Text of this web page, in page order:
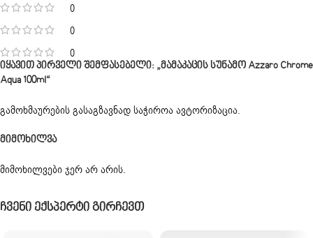
0
0
0
Მიმოხილვა
მიმოხილვები ჯერ არ არის.
Იყავით Პირველი Შემფასებელი: „მამაკაცის Სუნამო Azzaro Chrome
Aqua 100ml“
გამოხმაურების გასაგზავნად საჭიროა ავტორიზაცია.
Ჩვენი Ექსპერტი Გირჩევთ